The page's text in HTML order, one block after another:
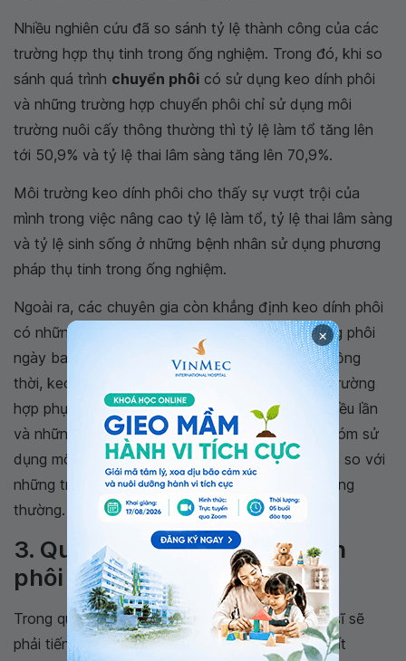
Nhiều nghiên cứu đã so sánh tỷ lệ thành công của các
trường hợp thụ tinh trong ống nghiệm. Trong đó, khi so
sánh quá trình chuyển phôi có sử dụng keo dính phôi
và những trường hợp chuyển phôi chỉ sử dụng môi
trường nuôi cấy thông thường thì tỷ lệ làm tổ tăng lên
tới 50,9% và tỷ lệ thai lâm sàng tăng lên 70,9%.
Môi trường keo dính phôi cho thấy sự vượt trội của
mình trong việc nâng cao tỷ lệ làm tổ, tỷ lệ thai lâm sàng
và tỷ lệ sinh sống ở những bệnh nhân sử dụng phương
pháp thụ tinh trong ống nghiệm.
Ngoài ra, các chuyên gia còn khẳng định keo dính phôi
có những tác động tích cực không chỉ với những phôi
ngày ba mà còn cả với những phôi ngày năm. Đồng
thời, keo dính phôi cũng có hiệu quả với những trường
hợp phụ nữ đã thất bại trong quá trình làm tổ nhiều lần
và những phụ nữ hơn 35 tuổi. Tỷ lệ sống của nhóm sử
dụng môi trường keo dính phôi cũng tăng lên 8% so với
những trường hợp thụ tinh trong ống nghiệm thông
thường.
3. Quá trình sử dụng keo dính
phôi diễn ra như thế nào?
Trong quá trình chuyển phôi, thông thường bác sĩ sẽ
phải tiến hành hút một lượng môi trường nhỏ chất
×